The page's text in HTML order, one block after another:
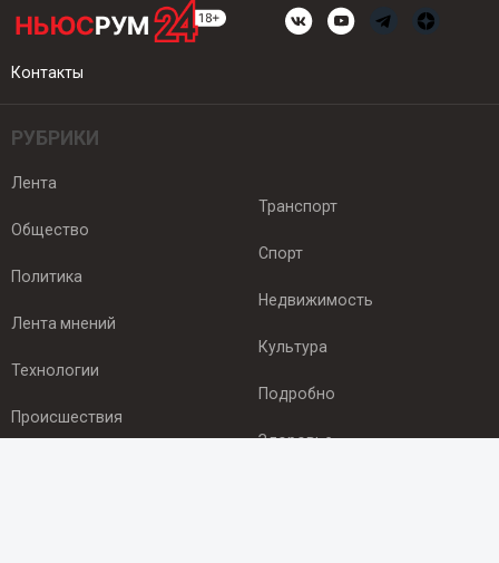
Контакты
РУБРИКИ
Лента
Общество
Политика
Лента мнений
Технологии
Происшествия
Транспорт
Спорт
Недвижимость
Культура
Подробно
Здоровье